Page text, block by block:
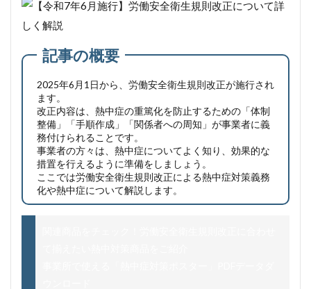
記事の概要
2025年6月1日から、労働安全衛生規則改正が施行され
ます。
改正内容は、熱中症の重篤化を防止するための「体制
整備」「手順作成」「関係者への周知」が事業者に義
務付けられることです。
事業者の方々は、熱中症についてよく知り、効果的な
措置を行えるように準備をしましょう。
ここでは労働安全衛生規則改正による熱中症対策義務
化や熱中症について解説します。